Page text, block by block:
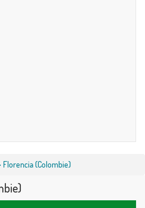
Florencia (Colombie)